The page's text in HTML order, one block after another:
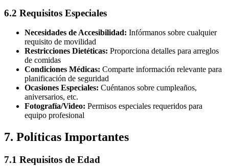
6.2 Requisitos Especiales
Necesidades de Accesibilidad: Infórmanos sobre cualquier
requisito de movilidad
Restricciones Dietéticas: Proporciona detalles para arreglos
de comidas
Condiciones Médicas: Comparte información relevante para
planificación de seguridad
Ocasiones Especiales: Cuéntanos sobre cumpleaños,
aniversarios, etc.
Fotografía/Video: Permisos especiales requeridos para
equipo profesional
7. Políticas Importantes
7.1 Requisitos de Edad